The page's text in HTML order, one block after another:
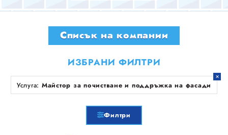
ЗА НАС
Списък на компании
ИЗБРАНИ ФИЛТРИ
Услуга: Майстор за почистване и поддръжка на фасади
Филтри